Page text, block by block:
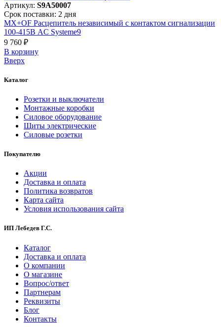
Артикул: S9A50007
Срок поставки: 2 дня
MX+OF Расцепитель независимый с контактом сигнализации
100-415В AC Systeme9
9 760 ₽
В корзинy
Вверх
Каталог
Розетки и выключатели
Монтажные коробки
Силовое оборудование
Щиты электрические
Силовые розетки
Покупателю
Акции
Доставка и оплата
Политика возвратов
Карта сайта
Условия использования сайта
ИП Лебедев Г.С.
Каталог
Доставка и оплата
О компании
О магазине
Вопрос/ответ
Партнерам
Реквизиты
Блог
Контакты